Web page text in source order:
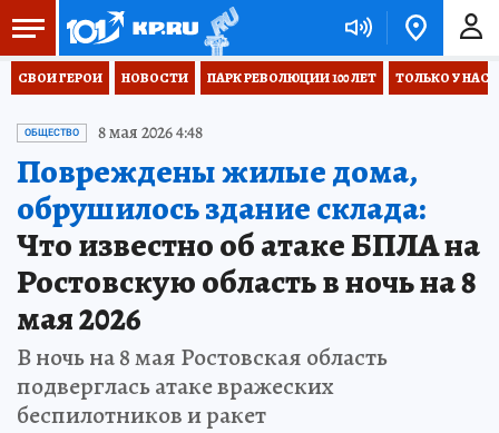
СВОИ ГЕРОИ НОВОСТИ ПАРК РЕВОЛЮЦИИ 100 ЛЕТ ТОЛЬКО У НАС
ОБЩЕСТВО 8 мая 2026 4:48
Повреждены жилые дома,
обрушилось здание склада:
Что известно об атаке БПЛА на
Ростовскую область в ночь на 8
мая 2026
В ночь на 8 мая Ростовская область
подверглась атаке вражеских
беспилотников и ракет